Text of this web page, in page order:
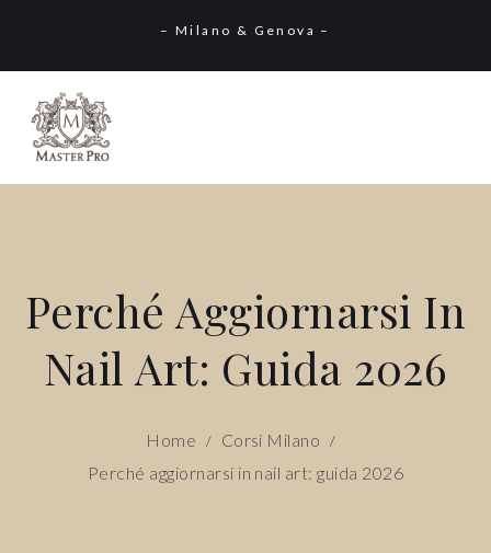
– Milano & Genova –
Perché Aggiornarsi In
Nail Art: Guida 2026
Home / Corsi Milano /
Perché aggiornarsi in nail art: guida 2026